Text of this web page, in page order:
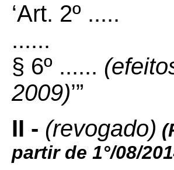
‘Art. 2º .....
......
§ 6º ......
2009)’”
II - (revogado)
partir de 1°/08/